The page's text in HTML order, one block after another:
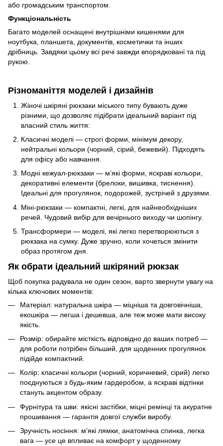
або громадським транспортом.
Функціональність
Багато моделей оснащені внутрішніми кишенями для
ноутбука, планшета, документів, косметички та інших
дрібниць. Завдяки цьому всі речі завжди впорядковані та під
рукою.
Різноманіття моделей і дизайнів
Жіночі шкіряні рюкзаки міського типу бувають дуже
різними, що дозволяє підібрати ідеальний варіант під
власний стиль життя:
Класичні моделі — строгі форми, мінімум декору,
нейтральні кольори (чорний, сірий, бежевий). Підходять
для офісу або навчання.
Модні кежуал-рюкзаки — м’які форми, яскраві кольори,
декоративні елементи (брелоки, вишивка, тиснення).
Ідеальні для прогулянок, подорожей, зустрічей з друзями.
Міні-рюкзаки — компактні, легкі, для найнеобхідніших
речей. Чудовий вибір для вечірнього виходу чи шопінгу.
Трансформери — моделі, які легко перетворюються з
рюкзака на сумку. Дуже зручно, коли хочеться змінити
образ протягом дня.
Як обрати ідеальний шкіряний рюкзак
Щоб покупка радувала не один сезон, варто звернути увагу на
кілька ключових моментів:
Матеріал: натуральна шкіра — міцніша та довговічніша,
екошкіра — легша і дешевша, але теж може мати високу
якість.
Розмір: обирайте місткість відповідно до ваших потреб —
для роботи потрібен більший, для щоденних прогулянок
підійде компактний.
Колір: класичні кольори (чорний, коричневий, сірий) легко
поєднуються з будь-яким гардеробом, а яскраві відтінки
стануть акцентом образу.
Фурнітура та шви: якісні застібки, міцні ремінці та акуратне
прошивання — гарантія довгої служби виробу.
Зручність носіння: м’які лямки, анатомічна спинка, легка
вага — усе це впливає на комфорт у щоденному